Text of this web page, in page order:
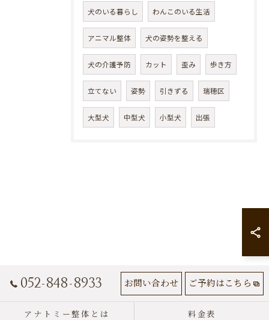
犬のいる暮らし わんこのいる生活
アニマル整体 犬の姿勢を整える
犬の介護予防 カット 歪み 歩き方
立てない 姿勢 引きずる 瑞穂区
大型犬 中型犬 小型犬 出張
052-848-8933 お問い合わせ ご予約はこちら
アナトミー整体とは 料金表